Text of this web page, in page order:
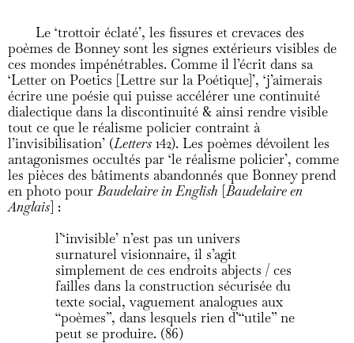
Le ‘trottoir éclaté’, les fissures et crevaces des
poèmes de Bonney sont les signes extérieurs visibles de
ces mondes impénétrables. Comme il l’écrit dans sa
‘Letter on Poetics [Lettre sur la Poétique]’, ‘j’aimerais
écrire une poésie qui puisse accélérer une continuité
dialectique dans la discontinuité & ainsi rendre visible
tout ce que le réalisme policier contraint à
l’invisibilisation’ (Letters 142). Les poèmes dévoilent les
antagonismes occultés par ‘le réalisme policier’, comme
les pièces des bâtiments abandonnés que Bonney prend
en photo pourBaudelaire in English [Baudelaire en
Anglais] :
l’‘invisible’ n’est pas un univers
surnaturel visionnaire, il s’agit
simplement de ces endroits abjects / ces
failles dans la construction sécurisée du
texte social, vaguement analogues aux
“poèmes”, dans lesquels rien d’“utile” ne
peut se produire. (86)